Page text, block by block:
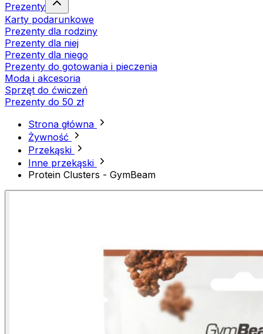
Prezenty
Karty podarunkowe
Prezenty dla rodziny
Prezenty dla niej
Prezenty dla niego
Prezenty do gotowania i pieczenia
Moda i akcesoria
Sprzęt do ćwiczeń
Prezenty do 50 zł
Strona główna
Żywność
Przekąski
Inne przekąski
Protein Clusters - GymBeam